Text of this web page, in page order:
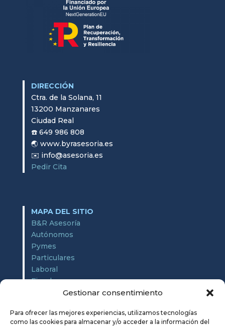
Gestionar consentimiento
Para ofrecer las mejores experiencias, utilizamos tecnologías
como las cookies para almacenar y/o acceder a la información del
DIRECCIÓN
Ctra. de la Solana, 11
13200 Manzanares
Ciudad Real
☎️ 649 986 808
🌏 www.byrasesoria.es
✉️ info@asesoria.es
Pedir Cita
MAPA DEL SITIO
B&R Asesoría
Autónomos
Pymes
Particulares
Laboral
Fiscal
Contable
Noticias